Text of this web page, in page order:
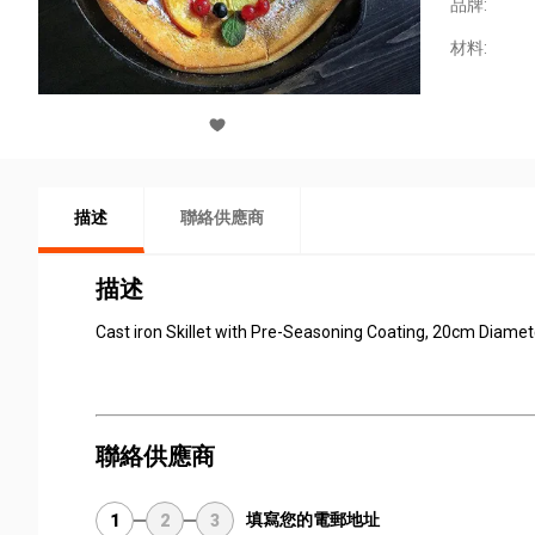
品牌:
材料:
描述 聯絡供應商
描述
Cast iron Skillet with Pre-Seasoning Coating, 20cm
聯絡供應商
1 2 3 填寫您的電郵地址